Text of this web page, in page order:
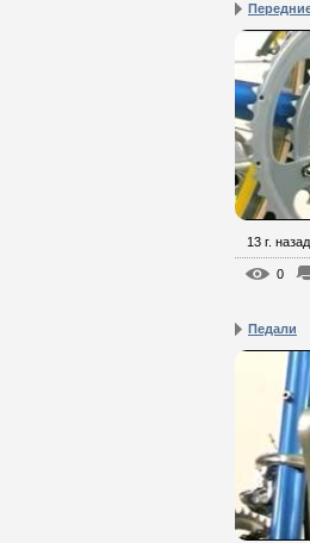
13 г. назад
0
Педали